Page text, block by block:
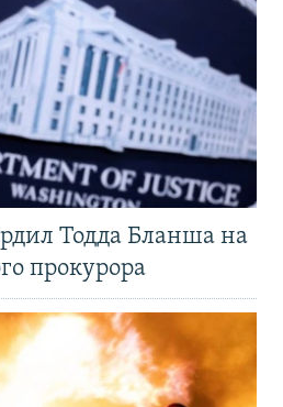
Тодда Бланша на
прокурора